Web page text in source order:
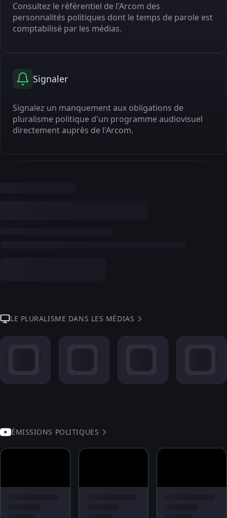
Consultez le référentiel de l'Arcom des
personnalités politiques dont le temps de parole est
comptabilisé par les médias.
Signaler
Signalez un manquement aux obligations de
pluralisme politique d'un programme audiovisuel
directement auprès de l'Arcom.
LE PLURALISME DANS LES MÉDIAS
ÉMISSIONS POLITIQUES